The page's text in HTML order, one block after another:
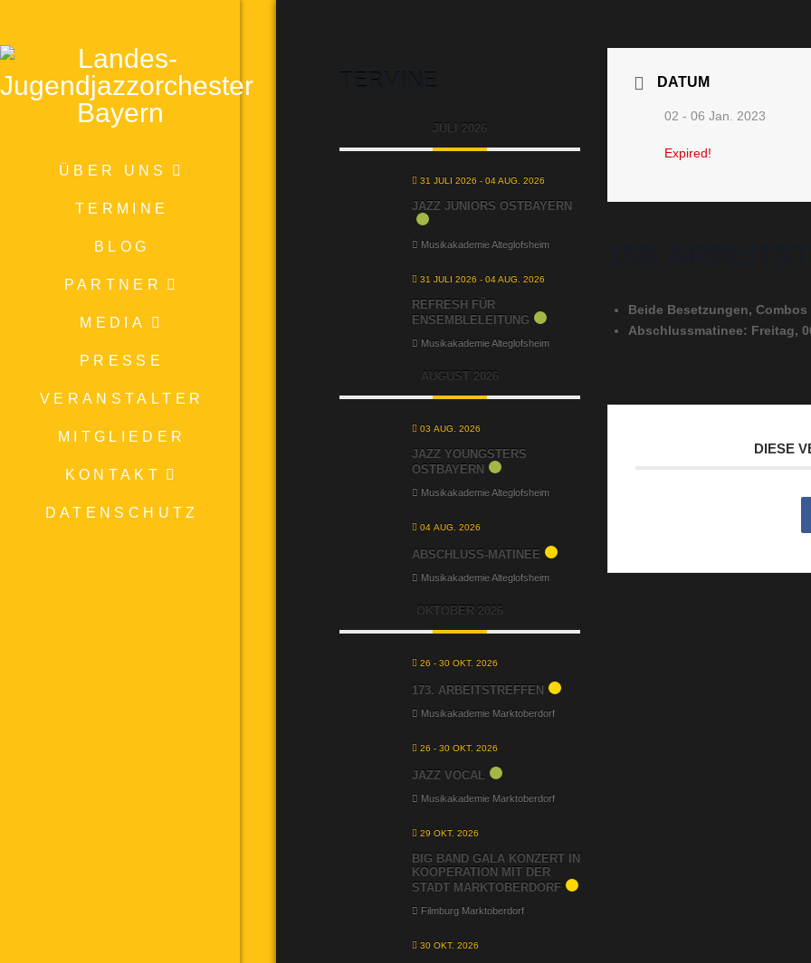
ÜBER UNS
TERMINE
BLOG
PARTNER
MEDIA
PRESSE
VERANSTALTER
MITGLIEDER
KONTAKT
DATENSCHUTZ
TERMINE
JULI 2026
31 JULI 2026 - 04 AUG. 2026
JAZZ JUNIORS OSTBAYERN
Musikakademie Alteglofsheim
31 JULI 2026 - 04 AUG. 2026
REFRESH FÜR
ENSEMBLELEITUNG
Musikakademie Alteglofsheim
AUGUST 2026
03 AUG. 2026
JAZZ YOUNGSTERS
OSTBAYERN
Musikakademie Alteglofsheim
04 AUG. 2026
ABSCHLUSS-MATINEE
Musikakademie Alteglofsheim
OKTOBER 2026
26 - 30 OKT. 2026
173. ARBEITSTREFFEN
Musikakademie Marktoberdorf
26 - 30 OKT. 2026
JAZZ VOCAL
Musikakademie Marktoberdorf
29 OKT. 2026
BIG BAND GALA KONZERT IN
KOOPERATION MIT DER
STADT MARKTOBERDORF
Filmburg Marktoberdorf
30 OKT. 2026
DATUM
02 - 06 Jan. 2023
Expired!
Beide Besetzungen, Combos
Abschlussmatinee: Freitag,
DIESE